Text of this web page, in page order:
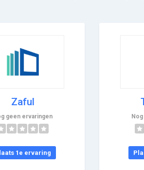
Zaful
geen ervaringen
1e ervaring